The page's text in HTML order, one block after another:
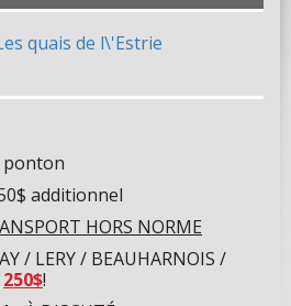
additionnel
HORS NORME
/ LERY / BEAUHARNOIS /
250$!